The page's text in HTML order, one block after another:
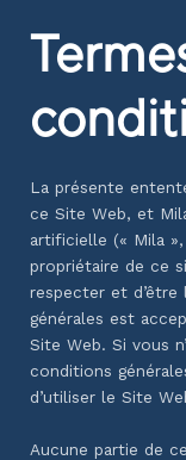
La présente
ce Site Web, et
artificielle (« Mila
propriétaire de ce
respecter et
générales est
Site Web. Si vous
conditions
d’utiliser le Site
Aucune partie de